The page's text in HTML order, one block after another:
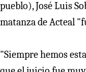
pueblo), José Luis
matanza de Acteal
"Siempre hemos